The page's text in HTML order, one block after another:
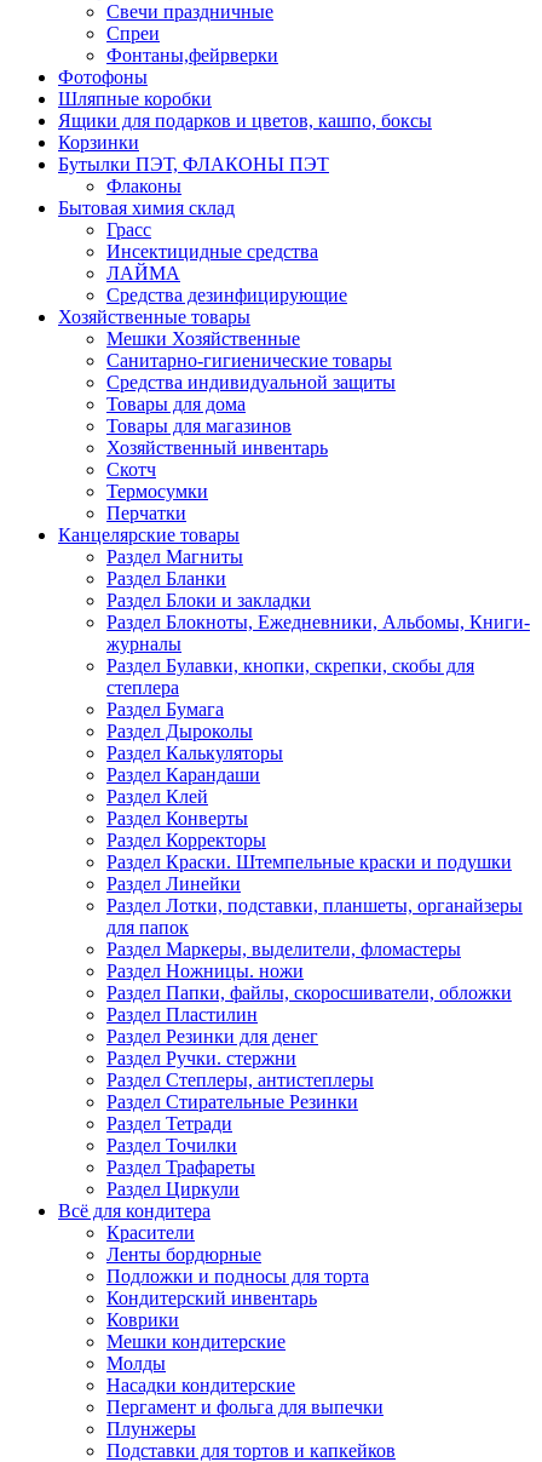
Свечи праздничные
Спреи
Фонтаны,фейрверки
Фотофоны
Шляпные коробки
Ящики для подарков и цветов, кашпо, боксы
Корзинки
Бутылки ПЭТ, ФЛАКОНЫ ПЭТ
Флаконы
Бытовая химия склад
Грасс
Инсектицидные средства
ЛАЙМА
Средства дезинфицирующие
Хозяйственные товары
Мешки Хозяйственные
Санитарно-гигиенические товары
Средства индивидуальной защиты
Товары для дома
Товары для магазинов
Хозяйственный инвентарь
Скотч
Термосумки
Перчатки
Канцелярские товары
Раздел Магниты
Раздел Бланки
Раздел Блоки и закладки
Раздел Блокноты, Ежедневники, Альбомы, Книги-
журналы
Раздел Булавки, кнопки, скрепки, скобы для
степлера
Раздел Бумага
Раздел Дыроколы
Раздел Калькуляторы
Раздел Карандаши
Раздел Клей
Раздел Конверты
Раздел Корректоры
Раздел Краски. Штемпельные краски и подушки
Раздел Линейки
Раздел Лотки, подставки, планшеты, органайзеры
для папок
Раздел Маркеры, выделители, фломастеры
Раздел Ножницы. ножи
Раздел Папки, файлы, скоросшиватели, обложки
Раздел Пластилин
Раздел Резинки для денег
Раздел Ручки. стержни
Раздел Степлеры, антистеплеры
Раздел Стирательные Резинки
Раздел Тетради
Раздел Точилки
Раздел Трафареты
Раздел Циркули
Всё для кондитера
Красители
Ленты бордюрные
Подложки и подносы для торта
Кондитерский инвентарь
Коврики
Мешки кондитерские
Молды
Насадки кондитерские
Пергамент и фольга для выпечки
Плунжеры
Подставки для тортов и капкейков